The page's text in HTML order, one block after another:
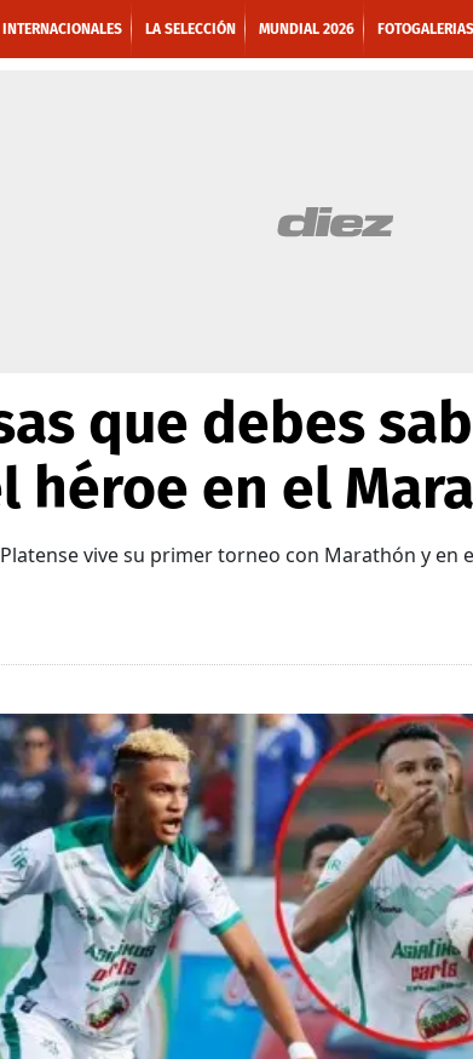
INTERNACIONALES LA SELECCIÓN MUNDIAL 2026 FOTOGALERIAS
que debes
héroe en el
vive su primer torneo con Marathón y en